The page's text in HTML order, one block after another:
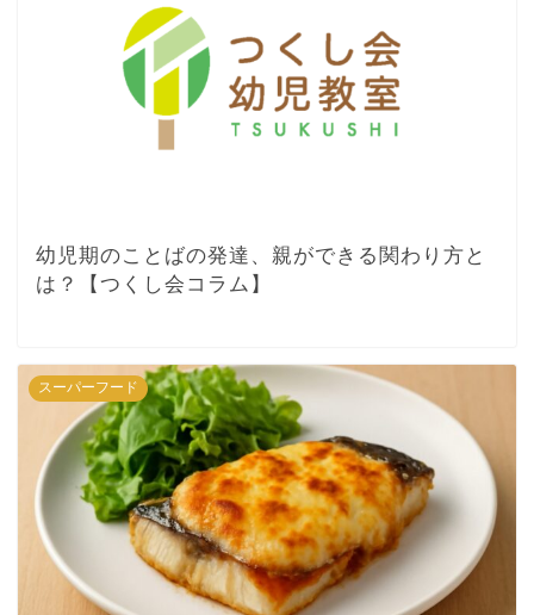
幼児期のことばの発達、親ができる関わり方と
は？【つくし会コラム】
スーパーフード